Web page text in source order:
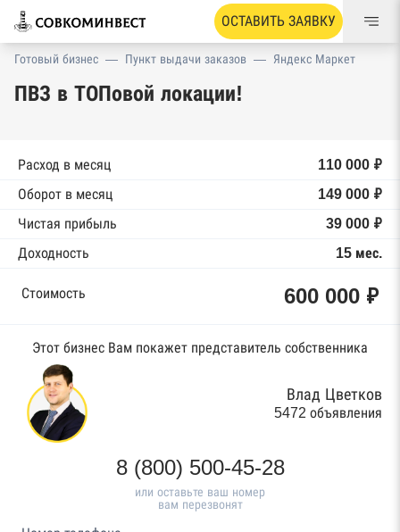
ОСТАВИТЬ ЗАЯВКУ
Готовый бизнес — Пункт выдачи заказов — Яндекс Маркет
ПВЗ в ТОПовой локации!
Расход в месяц
110 000 ₽
Оборот в месяц
149 000 ₽
Чистая прибыль
39 000 ₽
Доходность
15 мес.
Стоимость 600 000 ₽
Этот бизнес Вам покажет представитель собственника
Влад Цветков
5472 объявления
8 (800) 500-45-28
или оставьте ваш номер
вам перезвонят